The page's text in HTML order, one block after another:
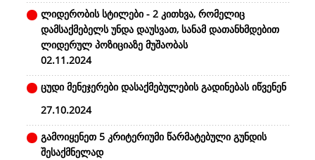
ლიდერობის სტილები - 2 კითხვა, რომელიც
დამსაქმებელს უნდა დაუსვათ, სანამ დათანხმდებით
ლიდერულ პოზიციაზე მუშაობას
02.11.2024
ცუდი მენეჯერები დასაქმებულების გადინებას იწვენენ
27.10.2024
გამოიყენეთ 5 კრიტერიუმი წარმატებული გუნდის
შესაქმნელად